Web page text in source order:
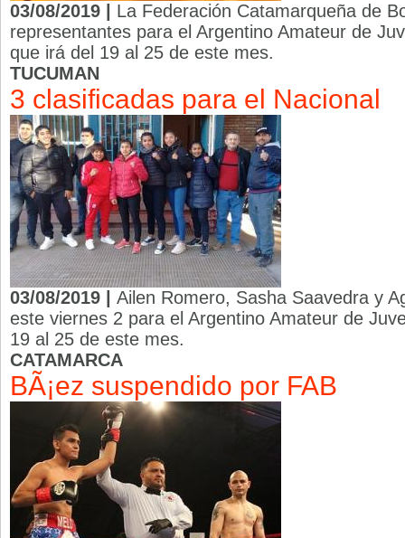
03/08/2019 | La Federación Catamarqueña de
representantes para el Argentino Amateur de
que irá del 19 al 25 de este mes.
TUCUMAN
3 clasificadas para el Nacional
03/08/2019 | Ailen Romero, Sasha Saavedra y
este viernes 2 para el Argentino Amateur de
19 al 25 de este mes.
CATAMARCA
BÃ¡ez suspendido por FAB